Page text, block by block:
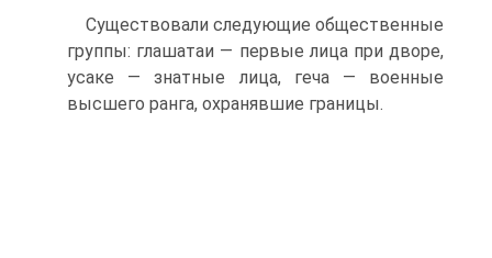
Существовали следующие общественные
группы: глашатаи — первые лица при дворе,
усаке — знатные лица, геча — военные
высшего ранга, охранявшие границы.